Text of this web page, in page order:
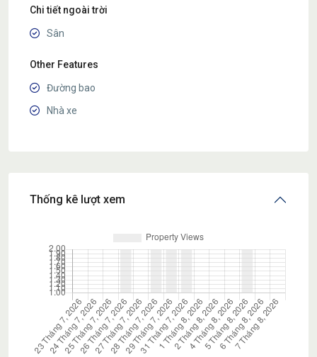
Chi tiết ngoài trời
Sân
Other Features
Đường bao
Nhà xe
Thống kê lượt xem